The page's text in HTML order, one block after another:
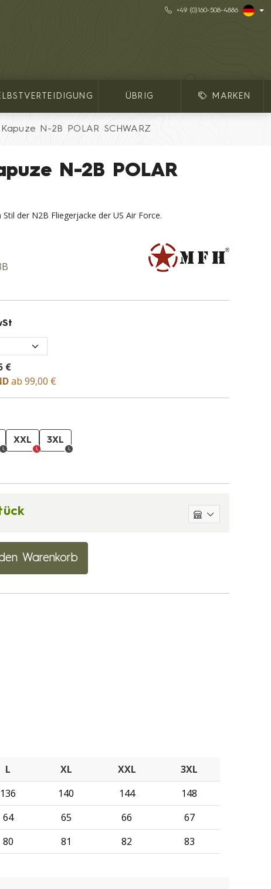
+49 (0)160-508-4886
ÜBRIG MARKEN
N-2B POLAR SCHWARZ
N-2B POLAR
der N2B Fliegerjacke der US Air Force.
€
ab 99,00 €
XXL 3XL
Warenkorb
L XL XXL
3XL
136 140 144
148
64 65 66
67
80 81 82 83